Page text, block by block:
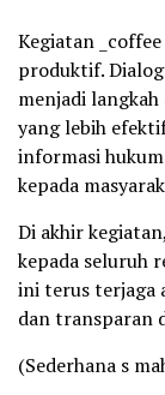
Kegiatan
produktif.
menjadi
yang lebih
informasi
kepada
Di akhir
kepada seluruh
ini terus terjaga
dan transparan
(Sederhana s